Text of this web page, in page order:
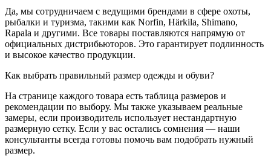
Да, мы сотрудничаем с ведущими брендами в сфере охоты,
рыбалки и туризма, такими как Norfin, Härkila, Shimano,
Rapala и другими. Все товары поставляются напрямую от
официальных дистрибьюторов. Это гарантирует подлинность
и высокое качество продукции.
Как выбрать правильный размер одежды и обуви?
На странице каждого товара есть таблица размеров и
рекомендации по выбору. Мы также указываем реальные
замеры, если производитель использует нестандартную
размерную сетку. Если у вас остались сомнения — наши
консультанты всегда готовы помочь вам подобрать нужный
размер.